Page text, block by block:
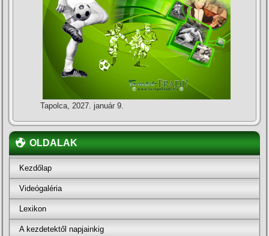
Tapolca, 2027. január 9.
OLDALAK
Kezdőlap
Videógaléria
Lexikon
A kezdetektől napjainkig